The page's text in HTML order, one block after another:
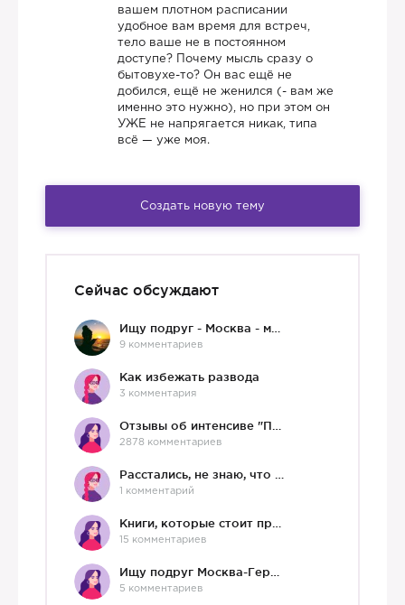
вашем плотном расписании
удобное вам время для встреч,
тело ваше не в постоянном
доступе? Почему мысль сразу о
бытовухе-то? Он вас ещё не
добился, ещё не женился (- вам же
именно это нужно), но при этом он
УЖЕ не напрягается никак, типа
всё — уже моя.
Создать новую тему
Сейчас обсуждают
9 комментариев
Как избежать развода
3 комментария
2878 комментариев
1 комментарий
15 комментариев
5 комментариев